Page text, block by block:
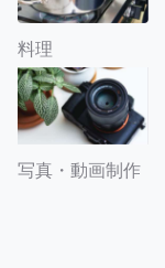
料理
写真・動画制作